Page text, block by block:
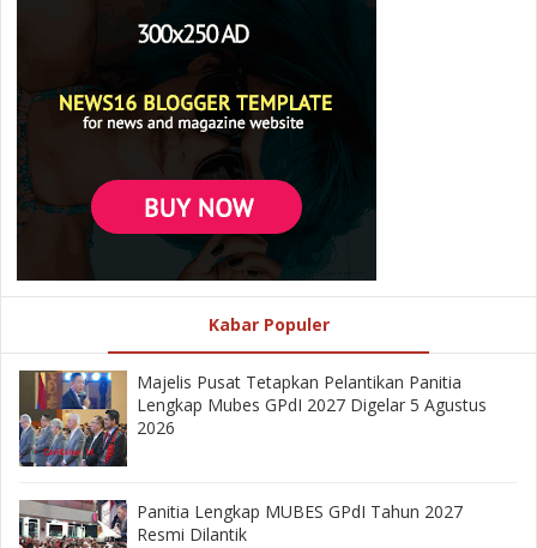
Kabar Populer
Majelis Pusat Tetapkan Pelantikan Panitia
Lengkap Mubes GPdI 2027 Digelar 5 Agustus
2026
Panitia Lengkap MUBES GPdI Tahun 2027
Resmi Dilantik